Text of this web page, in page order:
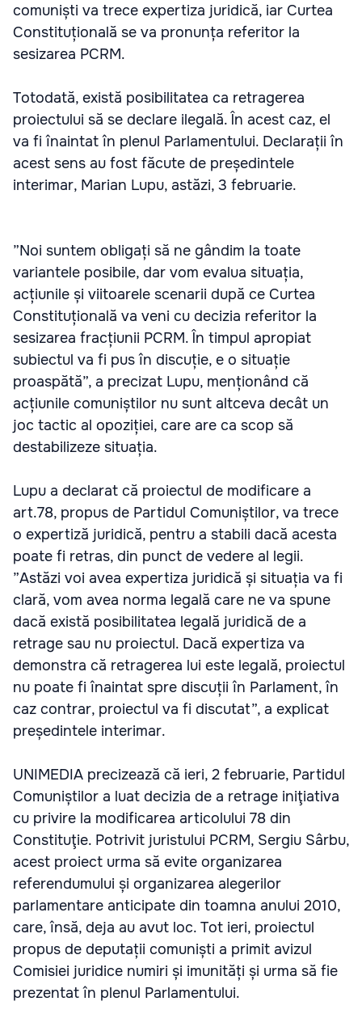
comuniști va trece expertiza juridică, iar Curtea
Constituțională se va pronunța referitor la
sesizarea PCRM.
Totodată, există posibilitatea ca retragerea
proiectului să se declare ilegală. În acest caz, el
va fi înaintat în plenul Parlamentului. Declarații în
acest sens au fost făcute de președintele
interimar, Marian Lupu, astăzi, 3 februarie.
”Noi suntem obligați să ne gândim la toate
variantele posibile, dar vom evalua situația,
acțiunile și viitoarele scenarii după ce Curtea
Constituțională va veni cu decizia referitor la
sesizarea fracțiunii PCRM. În timpul apropiat
subiectul va fi pus în discuție, e o situație
proaspătă”, a precizat Lupu, menționând că
acțiunile comuniștilor nu sunt altceva decât un
joc tactic al opoziției, care are ca scop să
destabilizeze situația.
Lupu a declarat că proiectul de modificare a
art.78, propus de Partidul Comuniștilor, va trece
o expertiză juridică, pentru a stabili dacă acesta
poate fi retras, din punct de vedere al legii.
”Astăzi voi avea expertiza juridică și situația va fi
clară, vom avea norma legală care ne va spune
dacă există posibilitatea legală juridică de a
retrage sau nu proiectul. Dacă expertiza va
demonstra că retragerea lui este legală, proiectul
nu poate fi înaintat spre discuții în Parlament, în
caz contrar, proiectul va fi discutat”, a explicat
președintele interimar.
UNIMEDIA precizează că ieri, 2 februarie, Partidul
Comuniștilor a luat decizia de a retrage iniţiativa
cu privire la modificarea articolului 78 din
Constituţie. Potrivit juristului PCRM, Sergiu Sârbu,
acest proiect urma să evite organizarea
referendumului și organizarea alegerilor
parlamentare anticipate din toamna anului 2010,
care, însă, deja au avut loc. Tot ieri, proiectul
propus de deputații comuniști a primit avizul
Comisiei juridice numiri și imunități și urma să fie
prezentat în plenul Parlamentului.